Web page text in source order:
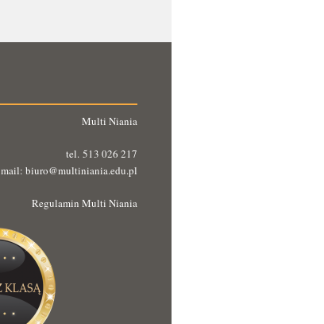
Multi Niania
tel. 513 026 217
mail: biuro@multiniania.edu.pl
Regulamin Multi Niania